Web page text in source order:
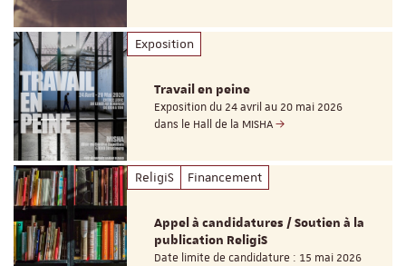
Exposition
Travail en peine
Exposition du 24 avril au 20 mai 2026
dans le Hall de la MISHA
ReligiS Financement
Appel à candidatures / Soutien à la
publication ReligiS
Date limite de candidature : 15 mai 2026